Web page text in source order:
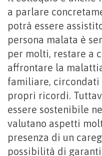
a parlare
potrà essere
persona malata è
per molti, restare a
affrontare la
familiare,
propri ricordi.
essere sostenibile
valutano aspetti
presenza di un
possibilità di